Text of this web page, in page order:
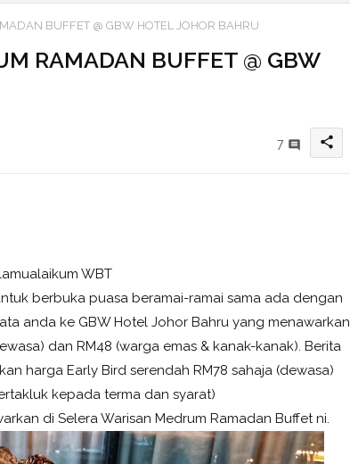
BUFFET @ GBW HOTEL JOHOR BAHRU
RAMADAN BUFFET @ GBW
7 share
WBT
berbuka puasa beramai-ramai sama ada dengan
anda ke GBW Hotel Johor Bahru yang menawarkan
dan RM48 (warga emas & kanak-kanak). Berita
harga Early Bird serendah RM78 sahaja (dewasa)
kepada terma dan syarat)
di Selera Warisan Medrum Ramadan Buffet ni.